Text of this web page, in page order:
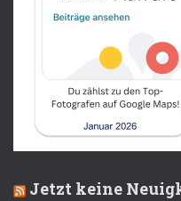
Jetzt keine